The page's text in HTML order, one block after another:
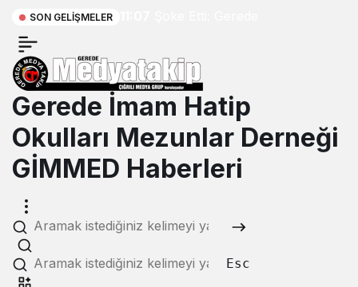
SON GELIŞMELER
Gerede İmam Hatip
Okulları Mezunlar Derneği
GİMMED Haberleri
Esc